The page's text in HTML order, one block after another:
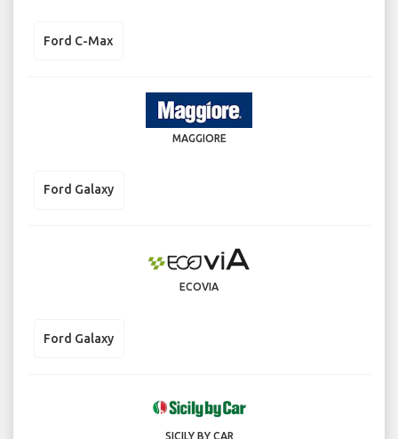
Ford C-Max
MAGGIORE
Ford Galaxy
ECOVIA
Ford Galaxy
SICILY BY CAR